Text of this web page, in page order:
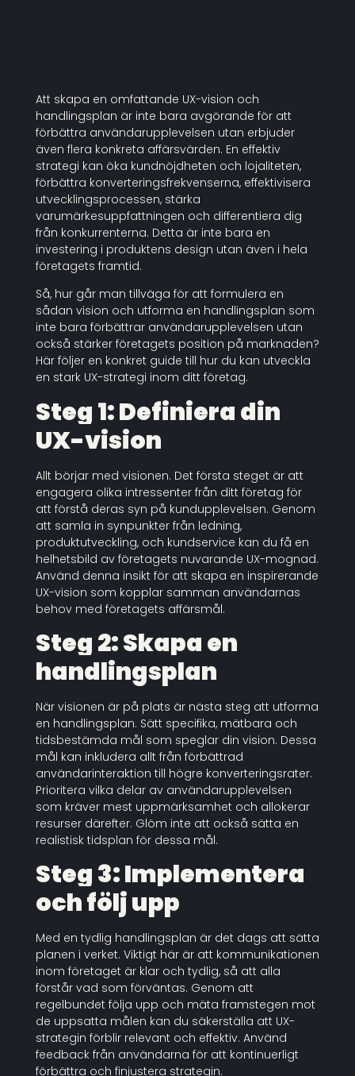
Att skapa en omfattande UX-vision och
handlingsplan är inte bara avgörande för att
förbättra användarupplevelsen utan erbjuder
även flera konkreta affärsvärden. En effektiv
strategi kan öka kundnöjdheten och lojaliteten,
förbättra konverteringsfrekvenserna, effektivisera
utvecklingsprocessen, stärka
varumärkesuppfattningen och differentiera dig
från konkurrenterna. Detta är inte bara en
investering i produktens design utan även i hela
företagets framtid.
Så, hur går man tillväga för att formulera en
sådan vision och utforma en handlingsplan som
inte bara förbättrar användarupplevelsen utan
också stärker företagets position på marknaden?
Här följer en konkret guide till hur du kan utveckla
en stark UX-strategi inom ditt företag.
Steg 1: Definiera din
UX-vision
Allt börjar med visionen. Det första steget är att
engagera olika intressenter från ditt företag för
att förstå deras syn på kundupplevelsen. Genom
att samla in synpunkter från ledning,
produktutveckling, och kundservice kan du få en
helhetsbild av företagets nuvarande UX-mognad.
Använd denna insikt för att skapa en inspirerande
UX-vision som kopplar samman användarnas
behov med företagets affärsmål.
Steg 2: Skapa en
handlingsplan
När visionen är på plats är nästa steg att utforma
en handlingsplan. Sätt specifika, mätbara och
tidsbestämda mål som speglar din vision. Dessa
mål kan inkludera allt från förbättrad
användarinteraktion till högre konverteringsrater.
Prioritera vilka delar av användarupplevelsen
som kräver mest uppmärksamhet och allokerar
resurser därefter. Glöm inte att också sätta en
realistisk tidsplan för dessa mål.
Steg 3: Implementera
och följ upp
Med en tydlig handlingsplan är det dags att sätta
planen i verket. Viktigt här är att kommunikationen
inom företaget är klar och tydlig, så att alla
förstår vad som förväntas. Genom att
regelbundet följa upp och mäta framstegen mot
de uppsatta målen kan du säkerställa att UX-
strategin förblir relevant och effektiv. Använd
feedback från användarna för att kontinuerligt
förbättra och finjustera strategin.